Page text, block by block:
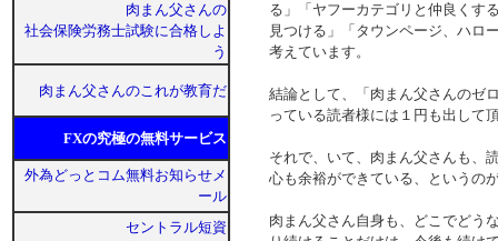
肉まん父さんの
社会保険労務士試験に合格しよ
う
肉まん父さんのこれが教育だ
FXの究極の無料サービス
外為どっとコム無料お知らせメ
ール
セントラル短資
る」「ヤフーカテゴリと仲良くす
見つける」「タウンページ、ハロ
考えています。
結論として、「肉まん父さんのゼ
っている読者様には１円も出し
それで、いて、肉まん父さんも、
心も余裕ができている、という
肉まん父さん自身も、どこでどう